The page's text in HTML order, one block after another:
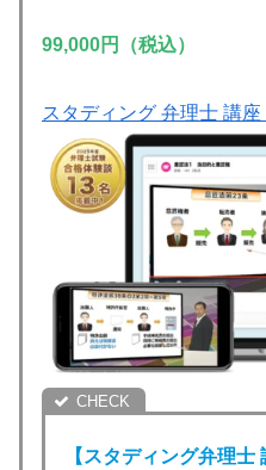
99,000円（税込）
スタディング 弁理士 講座
【スタディング弁理士